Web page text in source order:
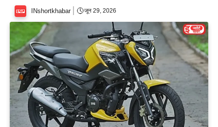
INshortkhabar जून 29, 2026